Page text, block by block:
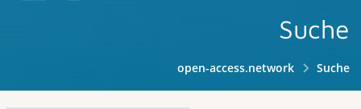
Suche
open-access.network Suche